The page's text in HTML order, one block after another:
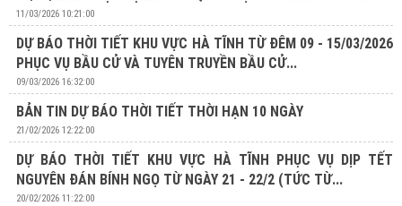
11/03/2026 10:21:00
DỰ BÁO THỜI TIẾT KHU VỰC HÀ TĨNH TỪ ĐÊM 09 - 15/03/2026
PHỤC VỤ BẦU CỬ VÀ TUYÊN TRUYỀN BẦU CỬ...
09/03/2026 16:32:00
BẢN TIN DỰ BÁO THỜI TIẾT THỜI HẠN 10 NGÀY
21/02/2026 12:22:00
DỰ BÁO THỜI TIẾT KHU VỰC HÀ TĨNH PHỤC VỤ DỊP TẾT
NGUYÊN ĐÁN BÍNH NGỌ TỪ NGÀY 21 - 22/2 (TỨC TỪ...
20/02/2026 11:22:00